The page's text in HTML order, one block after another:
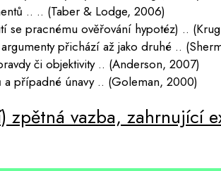
.. .. (Taber & Lodge, 2006)
se pracnému ověřování hypotéz) ..
přichází až jako druhé ..
či objektivity .. (Anderson, 2007)
případné únavy .. (Goleman, 2000)
zpětná vazba, zahrnující